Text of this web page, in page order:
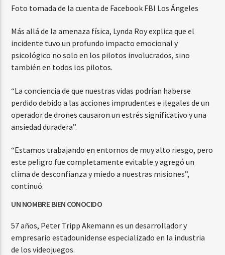
Foto tomada de la cuenta de Facebook FBI Los Ángeles
Más allá de la amenaza física, Lynda Roy explica que el
incidente tuvo un profundo impacto emocional y
psicológico no solo en los pilotos involucrados, sino
también en todos los pilotos.
“La conciencia de que nuestras vidas podrían haberse
perdido debido a las acciones imprudentes e ilegales de un
operador de drones causaron un estrés significativo y una
ansiedad duradera”.
“Estamos trabajando en entornos de muy alto riesgo, pero
este peligro fue completamente evitable y agregó un
clima de desconfianza y miedo a nuestras misiones”,
continuó.
UN NOMBRE BIEN CONOCIDO
57 años, Peter Tripp Akemann es un desarrollador y
empresario estadounidense especializado en la industria
de los videojuegos.